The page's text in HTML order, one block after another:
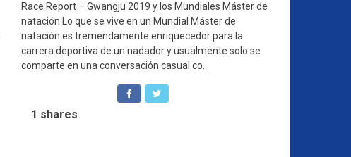
Race Report – Gwangju 2019 y los Mundiales Máster de
natación Lo que se vive en un Mundial Máster de
natación es tremendamente enriquecedor para la
carrera deportiva de un nadador y usualmente solo se
comparte en una conversación casual co...
1 shares